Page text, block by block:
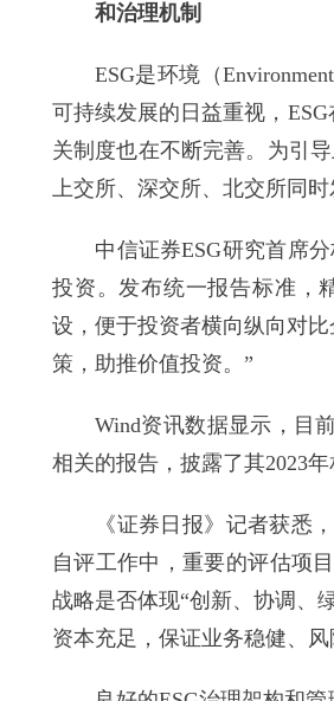
和治理机制
ESG是环境（
可持续发展的日益重视，
关制度也在不断完善。为引
上交所、深交所、北交所同
中信证券ESG研究首席分
投资。发布统一报告标准，
设，便于投资者横向纵向对
策，助推价值投资。”
Wind资讯数据显示，目前
相关的报告，披露了其2023
《证券日报》记者获悉，
自评工作中，重要的评估项
战略是否体现“创新、协调、
资本充足，保证业务稳健、